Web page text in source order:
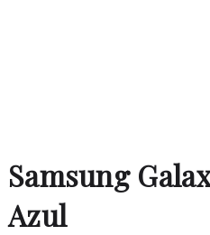
Samsung
Azul